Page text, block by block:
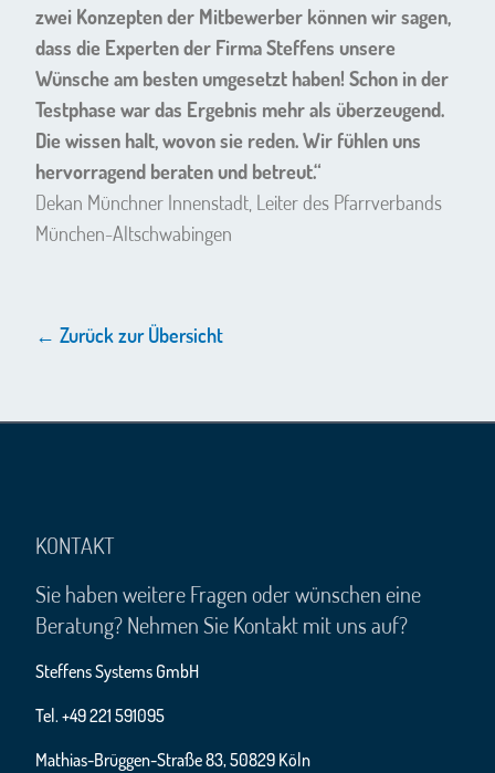
zwei Konzepten der Mitbewerber können wir sagen,
dass die Experten der Firma Steffens unsere
Wünsche am besten umgesetzt haben! Schon in der
Testphase war das Ergebnis mehr als überzeugend.
Die wissen halt, wovon sie reden. Wir fühlen uns
hervorragend beraten und betreut.“
Dekan Münchner Innenstadt, Leiter des Pfarrverbands
München-Altschwabingen
← Zurück zur Übersicht
KONTAKT
Sie haben weitere Fragen oder wünschen eine
Beratung? Nehmen Sie Kontakt mit uns auf?
Steffens Systems GmbH
Tel. +49 221 591095
Mathias-Brüggen-Straße 83, 50829 Köln